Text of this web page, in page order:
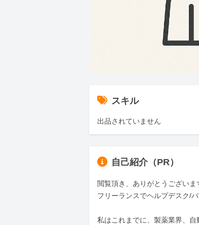
スキル
出品されていません
自己紹介（PR）
閲覧頂き、ありがとうございま
フリーランスでヘルプデスク/
私はこれまでに、製薬業界、